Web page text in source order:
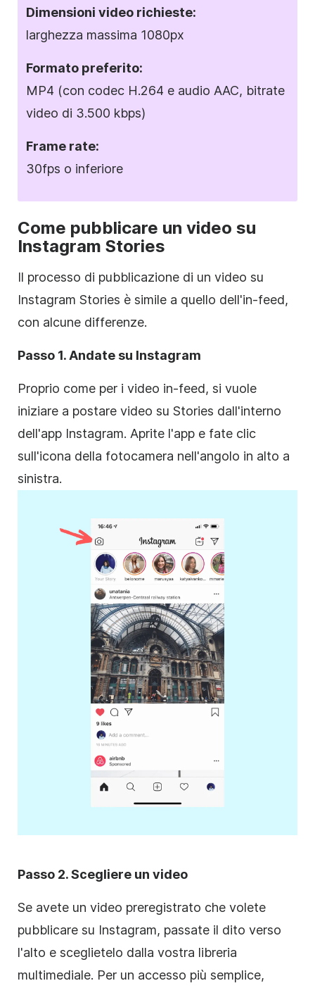
Dimensioni video richieste:
larghezza massima 1080px
Formato preferito:
MP4 (con codec H.264 e audio AAC, bitrate
video di 3.500 kbps)
Frame rate:
30fps o inferiore
Come pubblicare un video su
Instagram Stories
Il processo di pubblicazione di un video su
Instagram Stories è simile a quello dell'in-feed,
con alcune differenze.
Passo 1. Andate su Instagram
Proprio come per i video in-feed, si vuole
iniziare a postare video su Stories dall'interno
dell'app Instagram. Aprite l'app e fate clic
sull'icona della fotocamera nell'angolo in alto a
sinistra.
Passo 2. Scegliere un video
Se avete un video preregistrato che volete
pubblicare su Instagram, passate il dito verso
l'alto e sceglietelo dalla vostra libreria
multimediale. Per un accesso più semplice,